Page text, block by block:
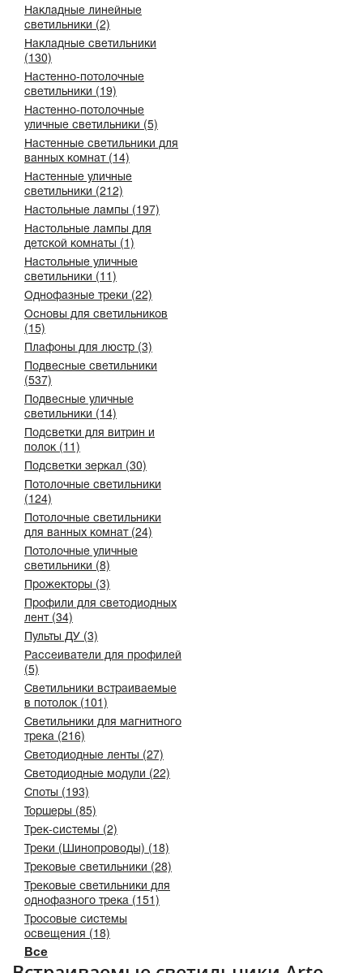
Накладные линейные
светильники (2)
Накладные светильники
(130)
Настенно-потолочные
светильники (19)
Настенно-потолочные
уличные светильники (5)
Настенные светильники для
ванных комнат (14)
Настенные уличные
светильники (212)
Настольные лампы (197)
Настольные лампы для
детской комнаты (1)
Настольные уличные
светильники (11)
Однофазные треки (22)
Основы для светильников
(15)
Плафоны для люстр (3)
Подвесные светильники
(537)
Подвесные уличные
светильники (14)
Подсветки для витрин и
полок (11)
Подсветки зеркал (30)
Потолочные светильники
(124)
Потолочные светильники
для ванных комнат (24)
Потолочные уличные
светильники (8)
Прожекторы (3)
Профили для светодиодных
лент (34)
Пульты ДУ (3)
Рассеиватели для профилей
(5)
Светильники встраиваемые
в потолок (101)
Светильники для магнитного
трека (216)
Светодиодные ленты (27)
Светодиодные модули (22)
Споты (193)
Торшеры (85)
Трек-системы (2)
Треки (Шинопроводы) (18)
Трековые светильники (28)
Трековые светильники для
однофазного трека (151)
Тросовые системы
освещения (18)
Все